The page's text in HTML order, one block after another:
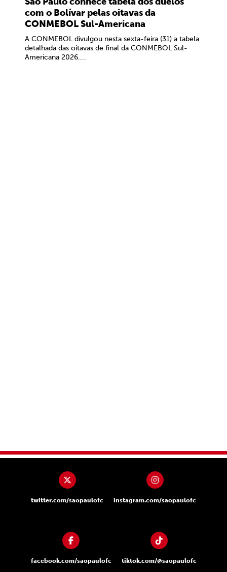
com o Bolívar pelas oitavas da
CONMEBOL Sul-Americana
A CONMEBOL divulgou nesta sexta-feira (31) a tabela
detalhada das oitavas de final da CONMEBOL Sul-
Americana 2026....
twitter.com/saopaulofc instagram.com/saopaulofc
facebook.com/saopaulofc tiktok.com/@saopaulofc